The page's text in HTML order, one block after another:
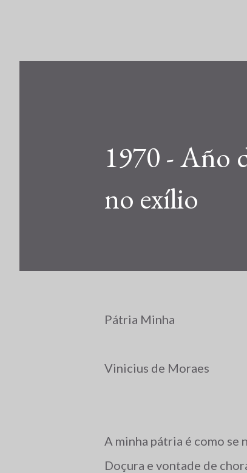
1970 - Año
no exílio
Pátria Minha
Vinicius de Moraes
A minha pátria é como se
Doçura e vontade de